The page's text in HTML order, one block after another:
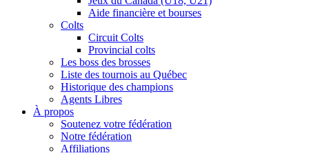
Aide financière et bourses
Colts
Circuit Colts
Provincial colts
Les boss des brosses
Liste des tournois au Québec
Historique des champions
Agents Libres
À propos
Soutenez votre fédération
Notre fédération
Affiliations